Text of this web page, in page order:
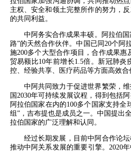
主权、安全和领土完整所作的努力，
的共同利益。
中阿务实合作成果丰硕。阿拉伯
路”的天然合作伙伴。中国已同20个阿
施200多个大型合作项目，合作成果惠
贸易额比10年前增长1.5倍。新冠肺
控、经验共享、医疗药品等方面高效合
中阿共同致力于促进世界繁荣，
国2030年可持续发展议程，得到包括
阿拉伯国家在内的100多个国家支持
组”，吉布提也是成员之一。中国提出
拉伯国家的广泛理解和认同。
经过长期发展，目前中阿合作论
推动中阿关系发展的重要引擎。2020